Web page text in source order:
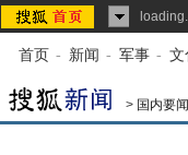
首页 - 新闻 - 军事 - 文
> 国内要闻